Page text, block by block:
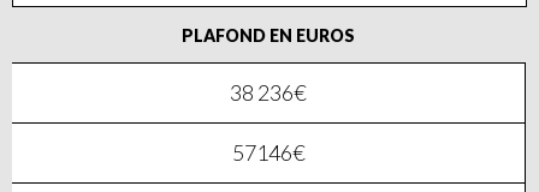
PLAFOND EN EUROS
38 236€
57146€